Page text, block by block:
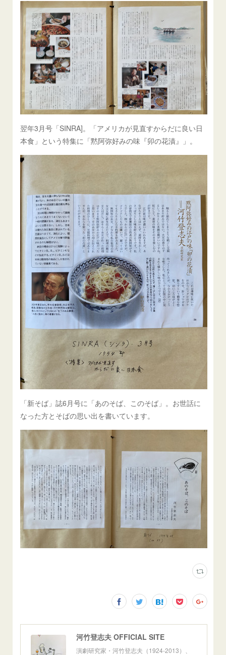
翌年3月号「SINRA]。「アメリカが見直すからだに良い日
本食」という特集に「黙阿弥好みの味『卯の花漬』」。
「新そば」誌6月号に「あのそば、このそば」。お世話に
なった方とそばの思い出を書いています。
河竹登志夫 OFFICIAL SITE
演劇研究家・河竹登志夫（1924-2013）、